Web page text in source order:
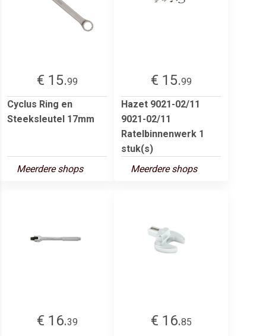
€ 15.99
Cyclus Ring en
Steeksleutel 17mm
Meerdere shops
€ 15.99
Hazet 9021-02/11
9021-02/11
Ratelbinnenwerk 1
stuk(s)
Meerdere shops
€ 16.39 € 16.85